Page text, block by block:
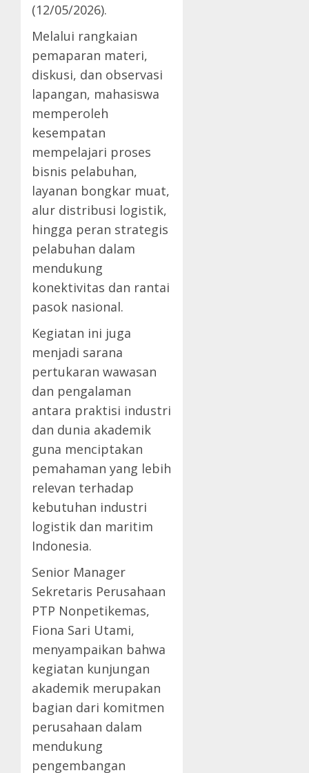
(12/05/2026).
Melalui rangkaian
pemaparan materi,
diskusi, dan observasi
lapangan, mahasiswa
memperoleh
kesempatan
mempelajari proses
bisnis pelabuhan,
layanan bongkar muat,
alur distribusi logistik,
hingga peran strategis
pelabuhan dalam
mendukung
konektivitas dan rantai
pasok nasional.
Kegiatan ini juga
menjadi sarana
pertukaran wawasan
dan pengalaman
antara praktisi industri
dan dunia akademik
guna menciptakan
pemahaman yang lebih
relevan terhadap
kebutuhan industri
logistik dan maritim
Indonesia.
Senior Manager
Sekretaris Perusahaan
PTP Nonpetikemas,
Fiona Sari Utami,
menyampaikan bahwa
kegiatan kunjungan
akademik merupakan
bagian dari komitmen
perusahaan dalam
mendukung
pengembangan